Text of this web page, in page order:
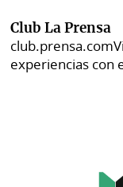
Club La Prensa
club.prensa.com
experiencias con